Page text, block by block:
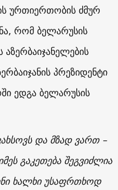
ურთიერთობის ძმურ
რომ ბელარუსის
პრეზიდენტი
ედგა ბელარუსის
და მზად ვართ –
გაკეთება შეგვიძლია
ხალხი უსაფრთხოდ